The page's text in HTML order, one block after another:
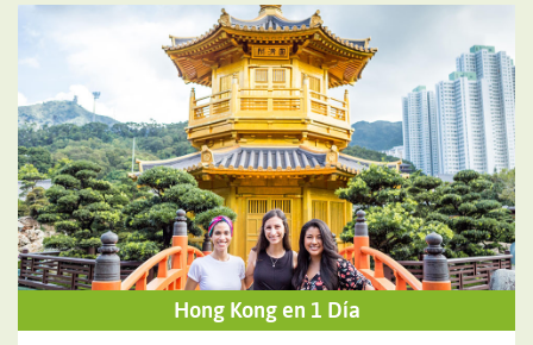
Hong Kong en 1 Día